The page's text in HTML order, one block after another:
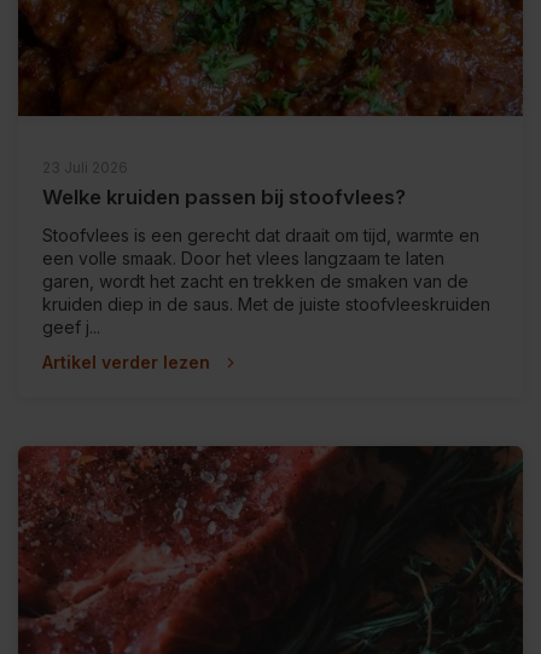
23 Juli 2026
Welke kruiden passen bij stoofvlees?
Stoofvlees is een gerecht dat draait om tijd, warmte en
een volle smaak. Door het vlees langzaam te laten
garen, wordt het zacht en trekken de smaken van de
kruiden diep in de saus. Met de juiste stoofvleeskruiden
geef j...
Artikel verder lezen